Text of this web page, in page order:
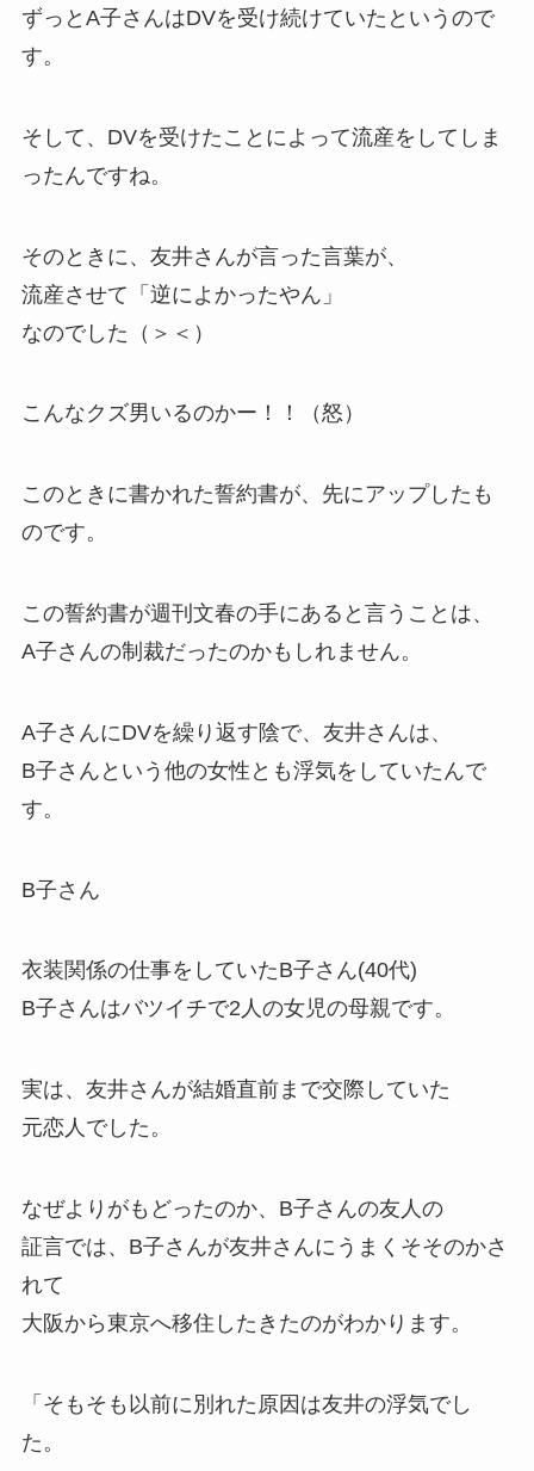
ずっとA子さんはDVを受け続けていたというので
す。
そして、DVを受けたことによって流産をしてしま
ったんですね。
そのときに、友井さんが言った言葉が、
流産させて「逆によかったやん」
なのでした（＞＜）
こんなクズ男いるのかー！！（怒）
このときに書かれた誓約書が、先にアップしたも
のです。
この誓約書が週刊文春の手にあると言うことは、
A子さんの制裁だったのかもしれません。
A子さんにDVを繰り返す陰で、友井さんは、
B子さんという他の女性とも浮気をしていたんで
す。
B子さん
衣装関係の仕事をしていたB子さん(40代)
B子さんはバツイチで2人の女児の母親です。
実は、友井さんが結婚直前まで交際していた
元恋人でした。
なぜよりがもどったのか、B子さんの友人の
証言では、B子さんが友井さんにうまくそそのかさ
れて
大阪から東京へ移住したきたのがわかります。
「そもそも以前に別れた原因は友井の浮気でし
た。